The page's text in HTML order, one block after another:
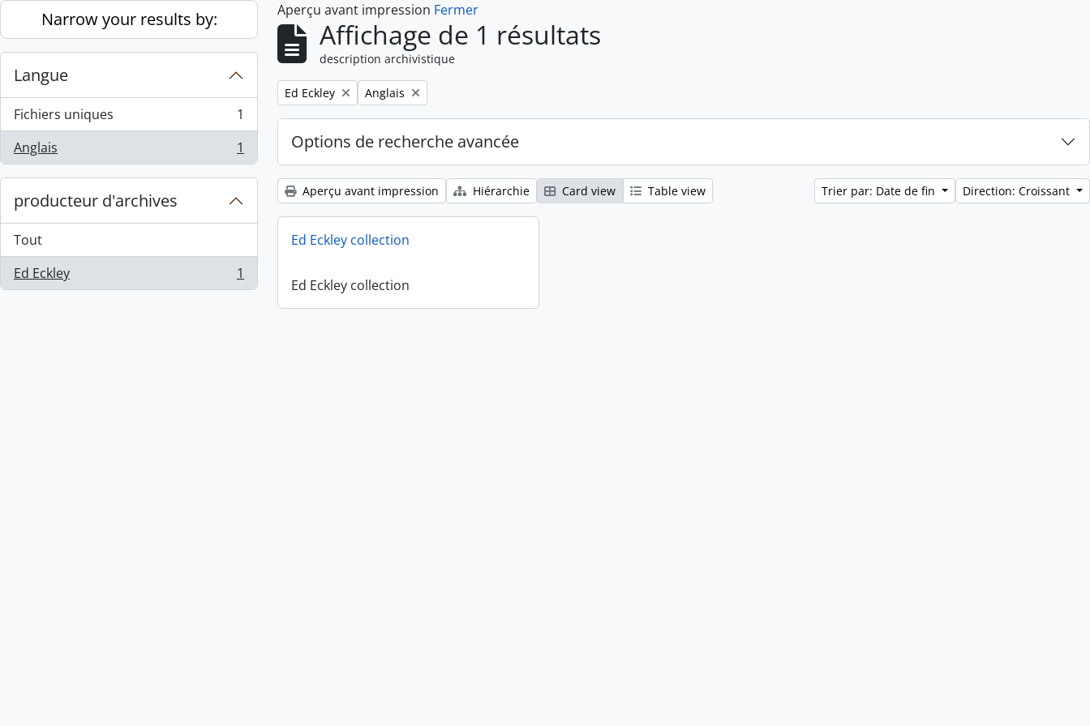
Skip to main content
Narrow your results by:
Langue
Fichiers uniques
, 1 résultats
1
Anglais
, 1 résultats 1
producteur d'archives
Tout
Ed Eckley
, 1 résultats 1
Aperçu avant impression Fermer
Affichage de 1 résultats
description archivistique
Remove filter:
Ed Eckley Remove filter:
Anglais
Options de recherche avancée
Aperçu avant impression Hiérarchie Card view Table view Trier par: Date de fin Direction: Croissant
Ed Eckley collection
Ed Eckley collection